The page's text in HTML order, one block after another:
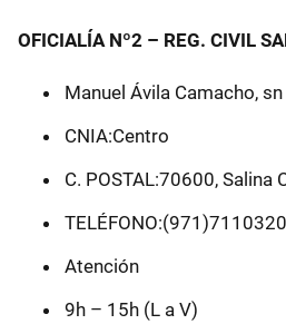
OFICIALÍA Nº2 – REG. CIVIL
Manuel Ávila Camacho, sn
CNIA:Centro
C. POSTAL:70600, Salina
Atención
9h – 15h (L a V)